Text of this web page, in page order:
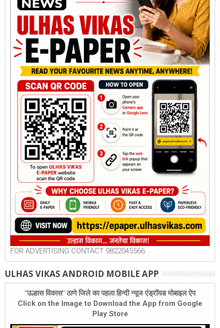
FOR ADVERTISING CONTACT 9822045566
ULHAS VIKAS ANDROID MOBILE APP
"उल्हास विकास" ठाणे जिले का पहला हिन्दी न्यूज एंड्रॉयड मोबाइल ऐप
Click on the Image to Download the App from Google
Play Store